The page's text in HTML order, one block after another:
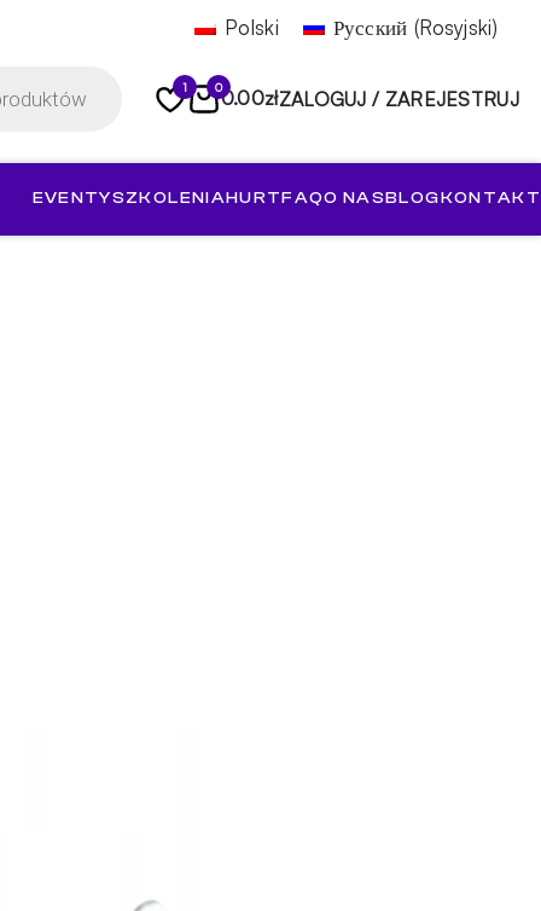
Polski Русский (Rosyjski)
1 00.00złZALOGUJ / ZAREJESTRUJ
EVENTYSZKOLENIAHURTFAQO NASBLOGKONTAKT